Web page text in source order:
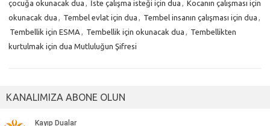
çocuğa okunacak dua , İste çalışma isteği için dua , Kocanın çalışması için
okunacak dua , Tembel evlat için dua , Tembel insanın çalışması için dua ,
Tembellik için ESMA , Tembellik için okunacak dua , Tembellikten
kurtulmak için dua Mutluluğun Şifresi
KANALIMIZA ABONE OLUN